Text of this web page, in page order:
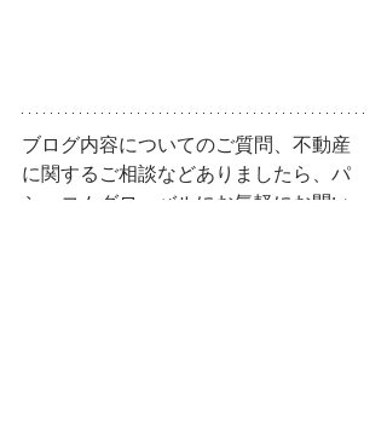
ブログ内容についてのご質問、不動産
に関するご相談などありましたら、パ
シ・コムグローバルにお気軽にお問い